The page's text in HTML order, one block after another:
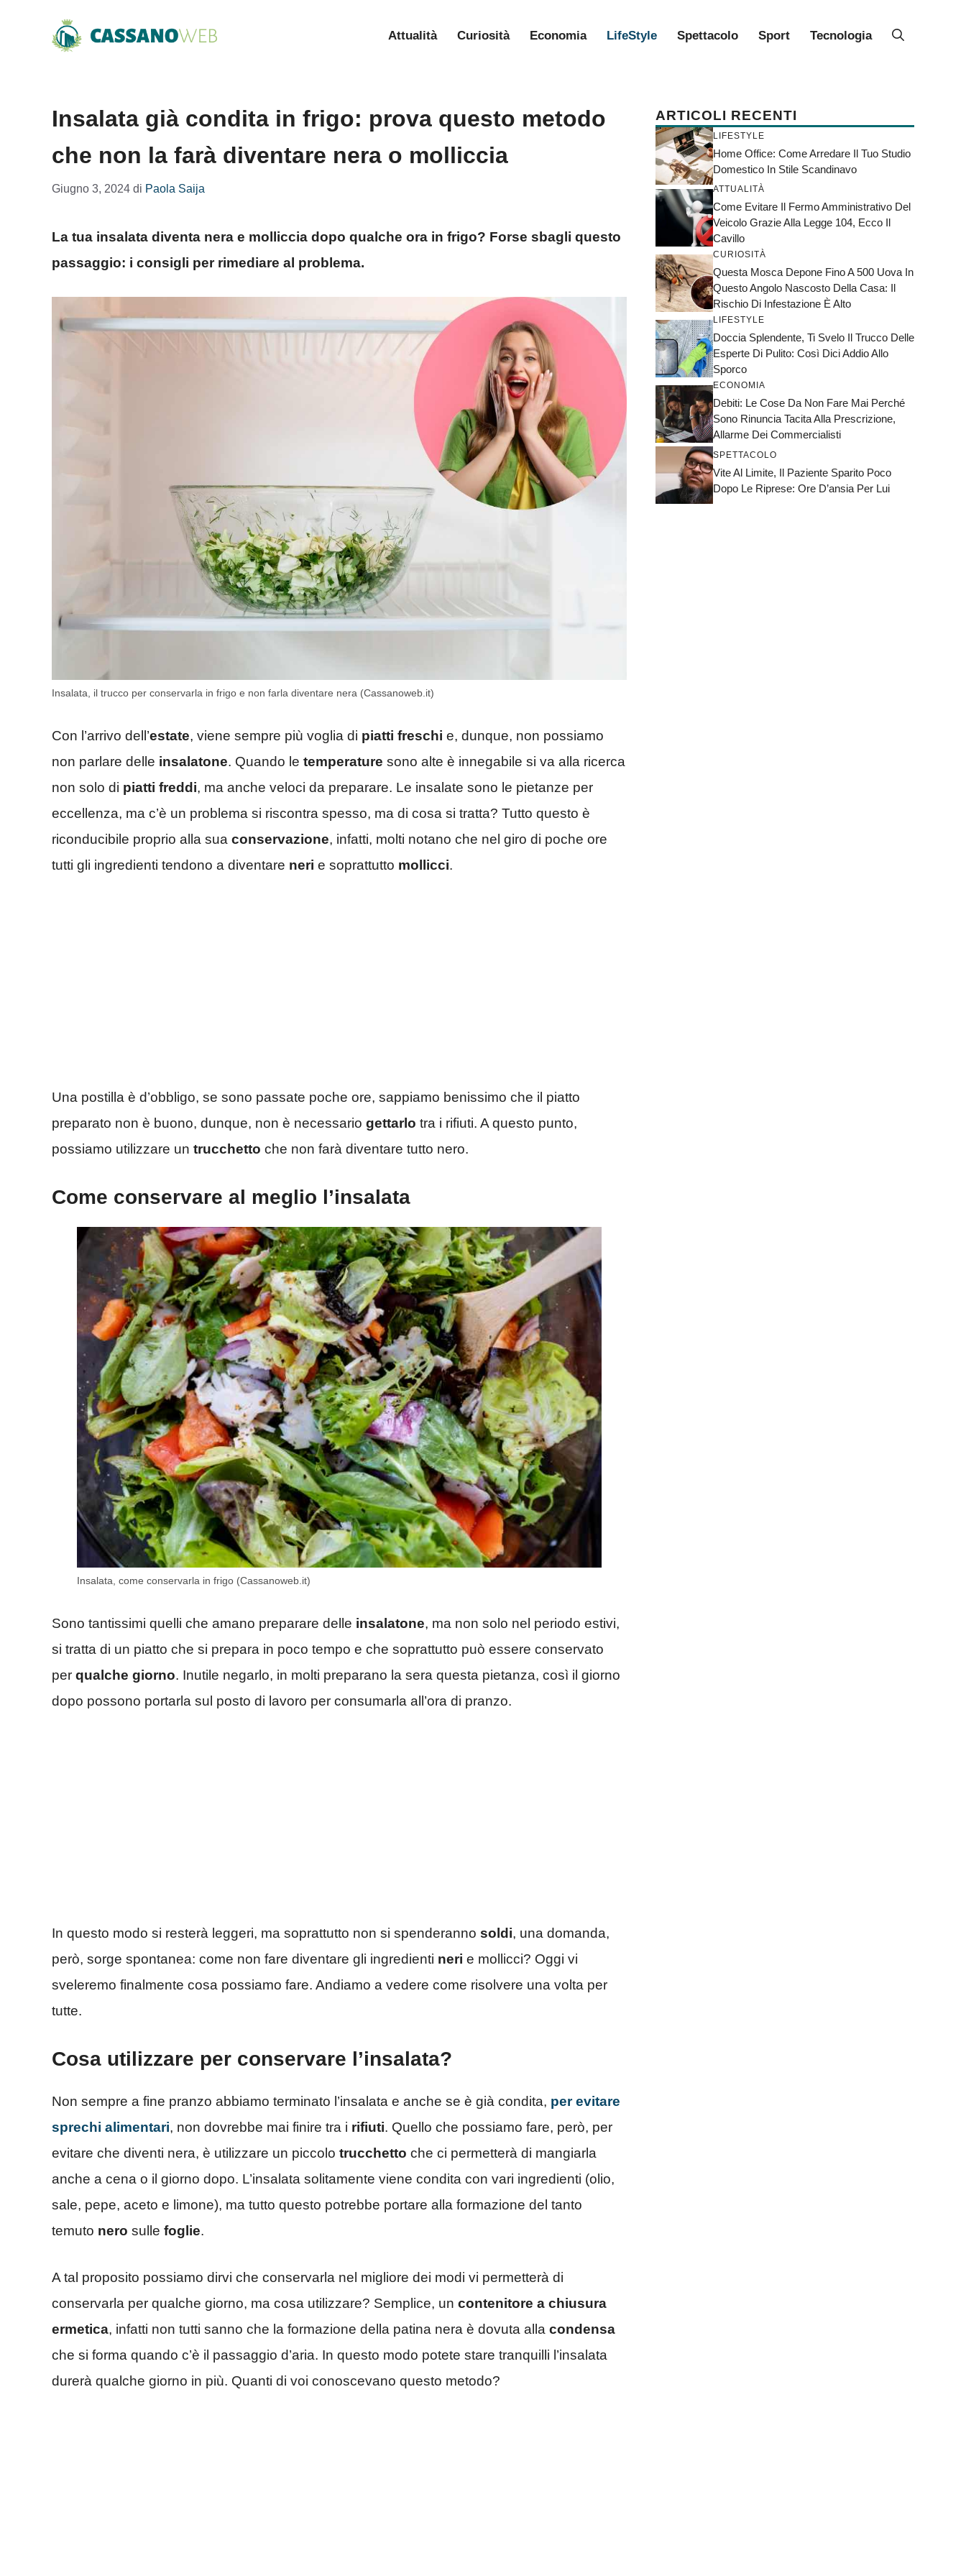
Attualità Curiosità Economia LifeStyle Spettacolo Sport Tecnologia
Insalata già condita in frigo: prova questo metodo
che non la farà diventare nera o molliccia
Giugno 3, 2024 di Paola Saija
La tua insalata diventa nera e molliccia dopo qualche ora in frigo? Forse sbagli questo
passaggio: i consigli per rimediare al problema.
Insalata, il trucco per conservarla in frigo e non farla diventare nera (Cassanoweb.it)
Con l’arrivo dell’estate, viene sempre più voglia di piatti freschi e, dunque, non possiamo
non parlare delle insalatone. Quando le temperature sono alte è innegabile si va alla ricerca
non solo di piatti freddi, ma anche veloci da preparare. Le insalate sono le pietanze per
eccellenza, ma c’è un problema si riscontra spesso, ma di cosa si tratta? Tutto questo è
riconducibile proprio alla sua conservazione, infatti, molti notano che nel giro di poche ore
tutti gli ingredienti tendono a diventare neri e soprattutto mollicci.
Una postilla è d’obbligo, se sono passate poche ore, sappiamo benissimo che il piatto
preparato non è buono, dunque, non è necessario gettarlo tra i rifiuti. A questo punto,
possiamo utilizzare un trucchetto che non farà diventare tutto nero.
Come conservare al meglio l’insalata
Insalata, come conservarla in frigo (Cassanoweb.it)
Sono tantissimi quelli che amano preparare delle insalatone, ma non solo nel periodo estivi,
si tratta di un piatto che si prepara in poco tempo e che soprattutto può essere conservato
per qualche giorno. Inutile negarlo, in molti preparano la sera questa pietanza, così il giorno
dopo possono portarla sul posto di lavoro per consumarla all’ora di pranzo.
In questo modo si resterà leggeri, ma soprattutto non si spenderanno soldi, una domanda,
però, sorge spontanea: come non fare diventare gli ingredienti neri e mollicci? Oggi vi
sveleremo finalmente cosa possiamo fare. Andiamo a vedere come risolvere una volta per
tutte.
Cosa utilizzare per conservare l’insalata?
Non sempre a fine pranzo abbiamo terminato l’insalata e anche se è già condita, per evitare
sprechi alimentari, non dovrebbe mai finire tra i rifiuti. Quello che possiamo fare, però, per
evitare che diventi nera, è utilizzare un piccolo trucchetto che ci permetterà di mangiarla
anche a cena o il giorno dopo. L’insalata solitamente viene condita con vari ingredienti (olio,
sale, pepe, aceto e limone), ma tutto questo potrebbe portare alla formazione del tanto
temuto nero sulle foglie.
A tal proposito possiamo dirvi che conservarla nel migliore dei modi vi permetterà di
conservarla per qualche giorno, ma cosa utilizzare? Semplice, un contenitore a chiusura
ermetica, infatti non tutti sanno che la formazione della patina nera è dovuta alla condensa
che si forma quando c’è il passaggio d’aria. In questo modo potete stare tranquilli l’insalata
durerà qualche giorno in più. Quanti di voi conoscevano questo metodo?
ARTICOLI RECENTI
LIFESTYLE
Home Office: Come Arredare Il Tuo Studio
Domestico In Stile Scandinavo
ATTUALITÀ
Come Evitare Il Fermo Amministrativo Del
Veicolo Grazie Alla Legge 104, Ecco Il
Cavillo
CURIOSITÀ
Questa Mosca Depone Fino A 500 Uova In
Questo Angolo Nascosto Della Casa: Il
Rischio Di Infestazione È Alto
LIFESTYLE
Doccia Splendente, Ti Svelo Il Trucco Delle
Esperte Di Pulito: Così Dici Addio Allo
Sporco
ECONOMIA
Debiti: Le Cose Da Non Fare Mai Perché
Sono Rinuncia Tacita Alla Prescrizione,
Allarme Dei Commercialisti
SPETTACOLO
Vite Al Limite, Il Paziente Sparito Poco
Dopo Le Riprese: Ore D’ansia Per Lui